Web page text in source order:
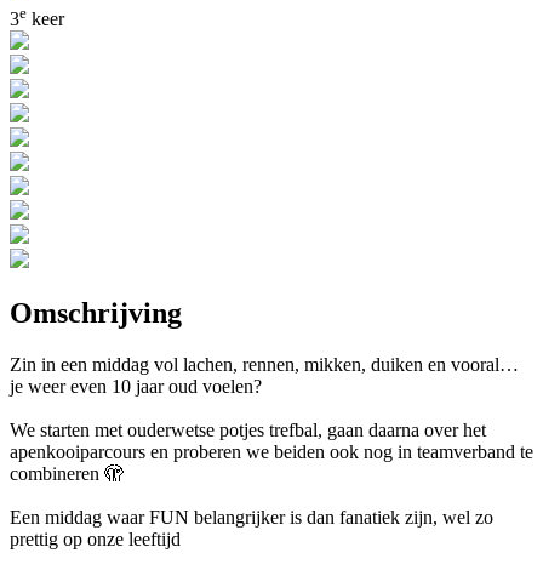
3e keer
Omschrijving
Zin in een middag vol lachen, rennen, mikken, duiken en vooral…
je weer even 10 jaar oud voelen?
We starten met ouderwetse potjes trefbal, gaan daarna over het
apenkooiparcours en proberen we beiden ook nog in teamverband te
combineren 🫣
Een middag waar FUN belangrijker is dan fanatiek zijn, wel zo
prettig op onze leeftijd